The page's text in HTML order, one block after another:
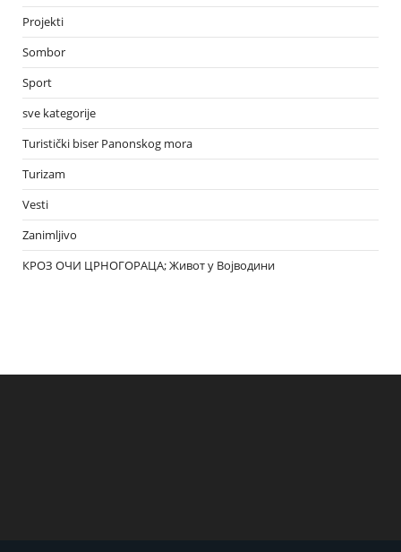
Projekti
Sombor
Sport
sve kategorije
Turistički biser Panonskog mora
Turizam
Vesti
Zanimljivo
КРОЗ ОЧИ ЦРНОГОРАЦА; Живот у Војводини